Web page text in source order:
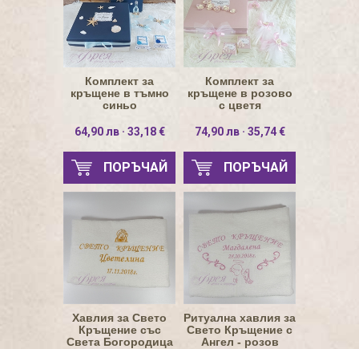
Комплект за
кръщене в тъмно
синьо
64,90 лв · 33,18 €
ПОРЪЧАЙ
Комплект за
кръщене в розово
с цветя
74,90 лв · 35,74 €
ПОРЪЧАЙ
Хавлия за Свето
Кръщение със
Света Богородица
Ритуална хавлия за
Свето Кръщение с
Ангел - розов